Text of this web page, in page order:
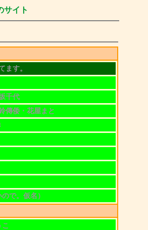
サイト
ます。
千代
傳倭・花屋まと
で。仮名）
こ